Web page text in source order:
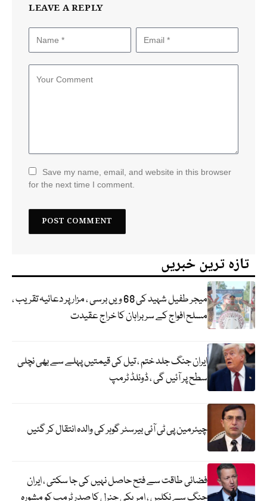
LEAVE A REPLY
Save my name, email, and website in this browser
for the next time I comment.
تازہ ترین خبریں
میجر طفیل شہید کی 68 ویں برسی ، مزار پر دعائیہ تقریب ،
مسلح افواج کے سربراہان کا خراج عقیدت
ایران جنگ جلد ختم ، تیل کی قیمتیں پہلے سے بھی نچلی
سطح پر آئیں گی ، ڈونلڈ ٹرمپ
چیئرمین پی ٹی آئی بیرسٹر گوہر کی والدہ انتقال کر گئیں
فضائی طاقت سے فتح حاصل نہیں کی جا سکتی ، ایران
جنگ سے نکلیں ، امریکی جنرل کا صدر ٹرمپ کو مشورہ